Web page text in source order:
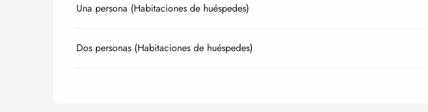
Tarifas 2027
Una persona (Habitaciones de huéspedes)
Dos personas (Habitaciones de huéspedes)